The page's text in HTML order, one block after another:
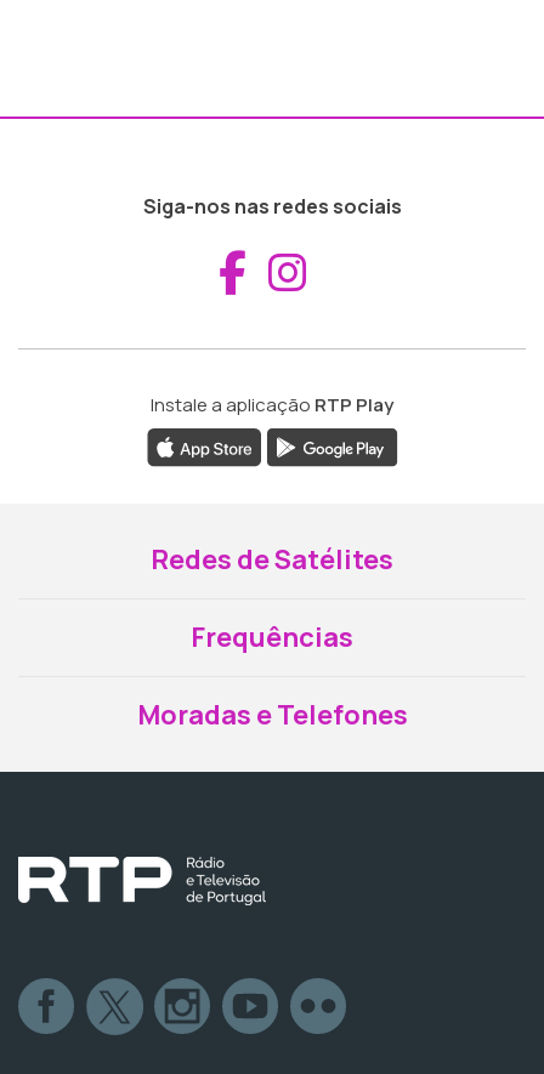
Siga-nos nas redes sociais
Aceder ao
Instale a aplicação RTP Play
Redes de Satélites
Frequências
Moradas e Telefones